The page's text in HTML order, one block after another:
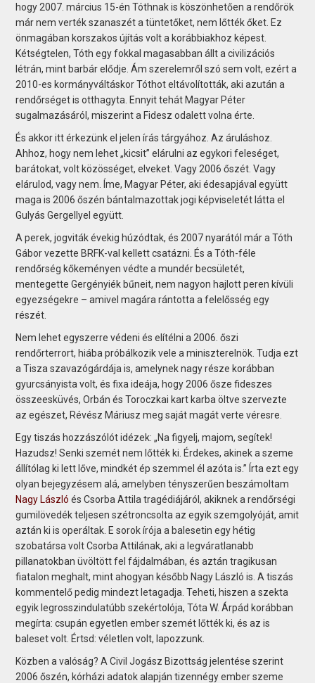
hogy 2007. március 15-én Tóthnak is köszönhetően a rendőrök
már nem verték szanaszét a tüntetőket, nem lőtték őket. Ez
önmagában korszakos újítás volt a korábbiakhoz képest.
Kétségtelen, Tóth egy fokkal magasabban állt a civilizációs
létrán, mint barbár elődje. Ám szerelemről szó sem volt, ezért a
2010-es kormányváltáskor Tóthot eltávolították, aki azután a
rendőrséget is otthagyta. Ennyit tehát Magyar Péter
sugalmazásáról, miszerint a Fidesz odalett volna érte.
És akkor itt érkezünk el jelen írás tárgyához. Az áruláshoz.
Ahhoz, hogy nem lehet „kicsit” elárulni az egykori feleséget,
barátokat, volt közösséget, elveket. Vagy 2006 őszét. Vagy
elárulod, vagy nem. Íme, Magyar Péter, aki édesapjával együtt
maga is 2006 őszén bántalmazottak jogi képviseletét látta el
Gulyás Gergellyel együtt.
A perek, jogviták évekig húzódtak, és 2007 nyarától már a Tóth
Gábor vezette BRFK-val kellett csatázni. És a ­Tóth-féle
rendőrség kőkeményen védte a mundér becsületét,
mentegette Gergé­nyiék bűneit, nem nagyon hajlott peren kívüli
egyez­ségekre – amivel magára rántotta a felelősség egy
részét.
Nem lehet egyszerre védeni és elítélni a 2006. őszi
rendőrterrort, hiába próbálkozik vele a miniszterelnök. Tudja ezt
a Tisza szavazógárdája is, amelynek nagy része korábban
gyurcsányista volt, és fixa ideája, hogy 2006 ősze fideszes
összeesküvés, Orbán és Toroczkai kart karba öltve szervezte
az egészet, Révész Máriusz meg saját magát verte véresre.
Egy tiszás hozzászólót idézek: „Na figyelj, majom, segítek!
Hazudsz! Senki szemét nem lőtték ki. Érdekes, akinek a szeme
állítólag ki lett lőve, mindkét ép szemmel él azóta is.” Írta ezt egy
olyan bejegyzésem alá, amelyben tényszerűen beszámoltam
Nagy Lászlóés Csorba Attila tragédiájáról, akiknek a rendőrségi
gumilövedék teljesen szétroncsolta az egyik szemgolyóját, amit
aztán ki is operáltak. E sorok írója a balesetin egy hétig
szobatársa volt Csorba Attilának, aki a legváratlanabb
pillanatokban üvöltött fel fájdalmában, és aztán tragikusan
fiatalon meghalt, mint ahogyan később Nagy László is. A tiszás
kommentelő pedig mindezt letagadja. Teheti, hiszen a szekta
egyik legrosszindulatúbb szekértolója, Tóta W. Árpád korábban
megírta: csupán egyetlen ember szemét lőtték ki, és az is
baleset volt. Értsd: véletlen volt, lapozzunk.
Közben a valóság? A Civil Jogász Bizottság jelentése szerint
2006 őszén, kórházi adatok alapján tizennégy ember szeme